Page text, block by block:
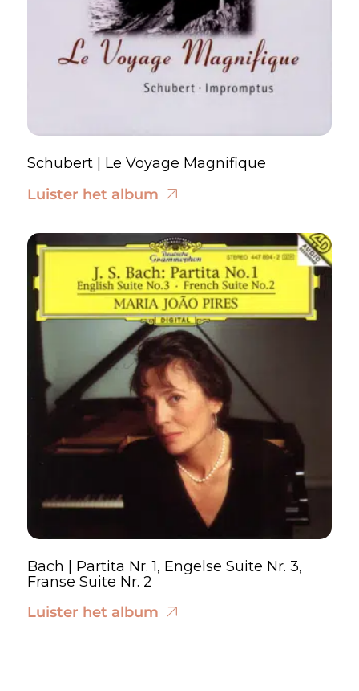
Schubert | Le Voyage Magnifique
Luister het album
Bach | Partita Nr. 1, Engelse Suite Nr. 3,
Franse Suite Nr. 2
Luister het album